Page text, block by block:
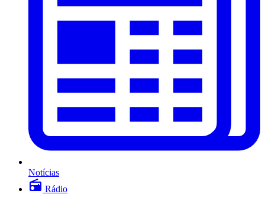
Notícias
Rádio